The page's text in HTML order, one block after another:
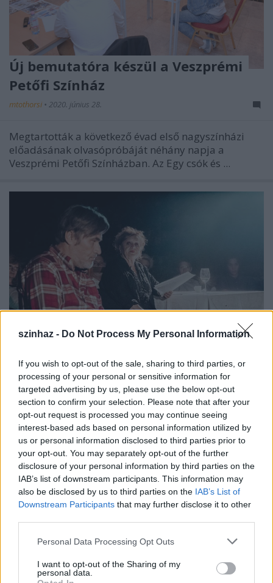
szinhaz - Do Not Process My Personal Information
If you wish to opt-out of the sale, sharing to third parties, or
processing of your personal or sensitive information for
targeted advertising by us, please use the below opt-out
section to confirm your selection. Please note that after your
opt-out request is processed you may continue seeing
interest-based ads based on personal information utilized by
us or personal information disclosed to third parties prior to
your opt-out. You may separately opt-out of the further
disclosure of your personal information by third parties on the
IAB’s list of downstream participants. This information may
also be disclosed by us to third parties on the IAB’s List of
Downstream Participants that may further disclose it to other
Please note that this website/app uses one or more Google
not limited to your visit or usage behaviour. You may click to
grant or deny consent to Google and its third-party tags to
Personal Data Processing Opt Outs
I want to opt-out of the Sharing of my
personal data.
Új bemutatóra készül a Veszprémi
Petőfi Színház
mtothorsi • 2020. június 28.
Megtartották a következő évad első nagyszínházi
előadásának olvasópróbáját néhány napja a
Veszprémi Petőfi Színházban. Az Egy csók és ...
Július 5-én indul a Zsámbéki Nyári
Színház
mtothorsi• 2020. június 26.
A frissen felújított Zichy-kastély sajátos
atmoszférájú, nyitott belső udvarán álló színpadra
tervezik idén az előadások java részét, de lesz ...